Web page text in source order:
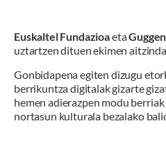
Euskaltel Fundazioaeta
uztartzen dituen ekimen
Gonbidapena egiten dizugu
berrikuntza digitalak gizarte
hemen adierazpen modu
nortasun kulturala bezalako